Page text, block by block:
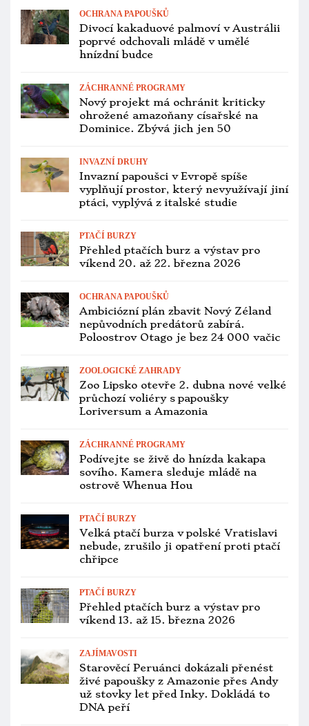
amazoňanů žlutokrkých
PTAČÍ BURZY
Přehled ptačích burz a výstav pro
VETERINA
Pražská zoo je zasažena ptačí
chřipkou, průchozí expozice i Rákosův
CITES A LEGISLATIVA
Afričtí lesní zoborožci jsou nově
v CITES II. Co to znamená pro
CHOV A ODCHOV
Blíží se 11. chovatelská zabijačka
proběhne 28. února
CHOV A ODCHOV
Bohumír Šimerda bude 30. května
chovu raritních druhů papoušků
PTAČÍ BURZY
Polská Vratislav chce vytvořit velkou
Premiéru bude mít 22. března
PTAČÍ BURZY
Přehled ptačích burz a výstav pro
PTAČÍ BURZY
Ptačí chřipka zruší březnovou
chovatelskou burzu v Kladně, nebyla
ZAJÍMAVOSTI
Jako na jílovištích v Amazonii: invazní
stodoly u Londýna
CITES A LEGISLATIVA
Jihočeský veterinář má v Praze
odchytávat labutě a prodávat je